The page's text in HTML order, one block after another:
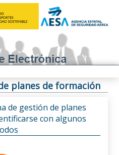
planes de formación
de gestión de planes
con algunos